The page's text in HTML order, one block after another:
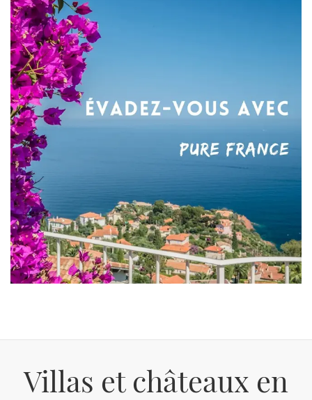
Villas et châteaux en